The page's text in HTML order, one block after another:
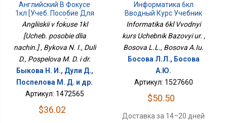
Английский В Фокусе
1кл [Учеб. Пособие Для
Начин.]
Angliiskii v fokuse 1kl
[Ucheb. posobie dlia
nachin.] , Bykova N. I., Duli
D., Pospelova M. D. i dr.
Быкова Н. И., Дули Д.,
Поспелова М. Д. и др.
Артикул: 1472565
$36.02
Информатика 6кл
Вводный Курс Учебник
Базовый Ур.
Informatika 6kl Vvodnyi
kurs Uchebnik Bazovyi ur. ,
Bosova L.L., Bosova A.Iu.
Босова Л.Л., Босова
А.Ю.
Артикул: 1527660
$50.50
Доставка за 14–20 дней